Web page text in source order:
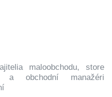
maloobchodu, store
a obchodní manažéri